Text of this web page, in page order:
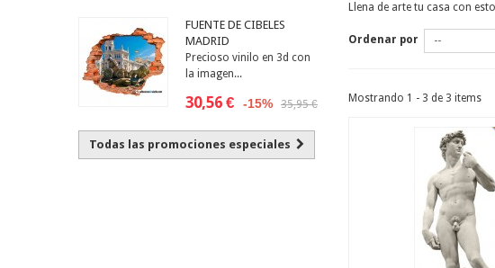
FUENTE DE CIBELES
MADRID
Precioso vinilo en 3d con
la imagen...
30,56 € -15% 35,95 €
Todas las promociones especiales
Llena de arte tu casa con
Ordenar por --
Mostrando 1 - 3 de 3 items